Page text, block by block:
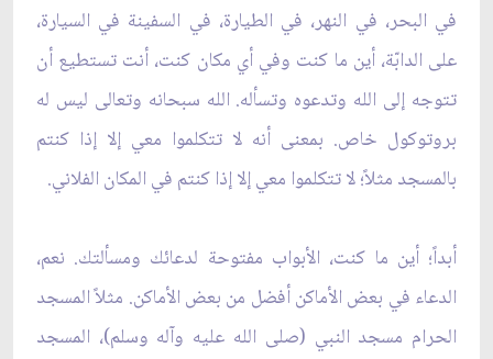
في البحر، في النهر، في الطيارة، في السفينة في السيارة،
على الدابّة، أين ما كنت وفي أي مكان كنت، أنت تستطيع أن
تتوجه إلى الله وتدعوه وتسأله. الله سبحانه وتعالى ليس له
بروتوكول خاص. بمعنى أنه لا تتكلموا معي إلا إذا كنتم
بالمسجد مثلاً؛ لا تتكلموا معي إلا إذا كنتم في المكان الفلاني.
أبداً؛ أين ما كنت، الأبواب مفتوحة لدعائك ومسألتك. نعم،
الدعاء في بعض الأماكن أفضل من بعض الأماكن. مثلاً المسجد
الحرام مسجد النبي (صلى الله عليه وآله وسلم)، المسجد